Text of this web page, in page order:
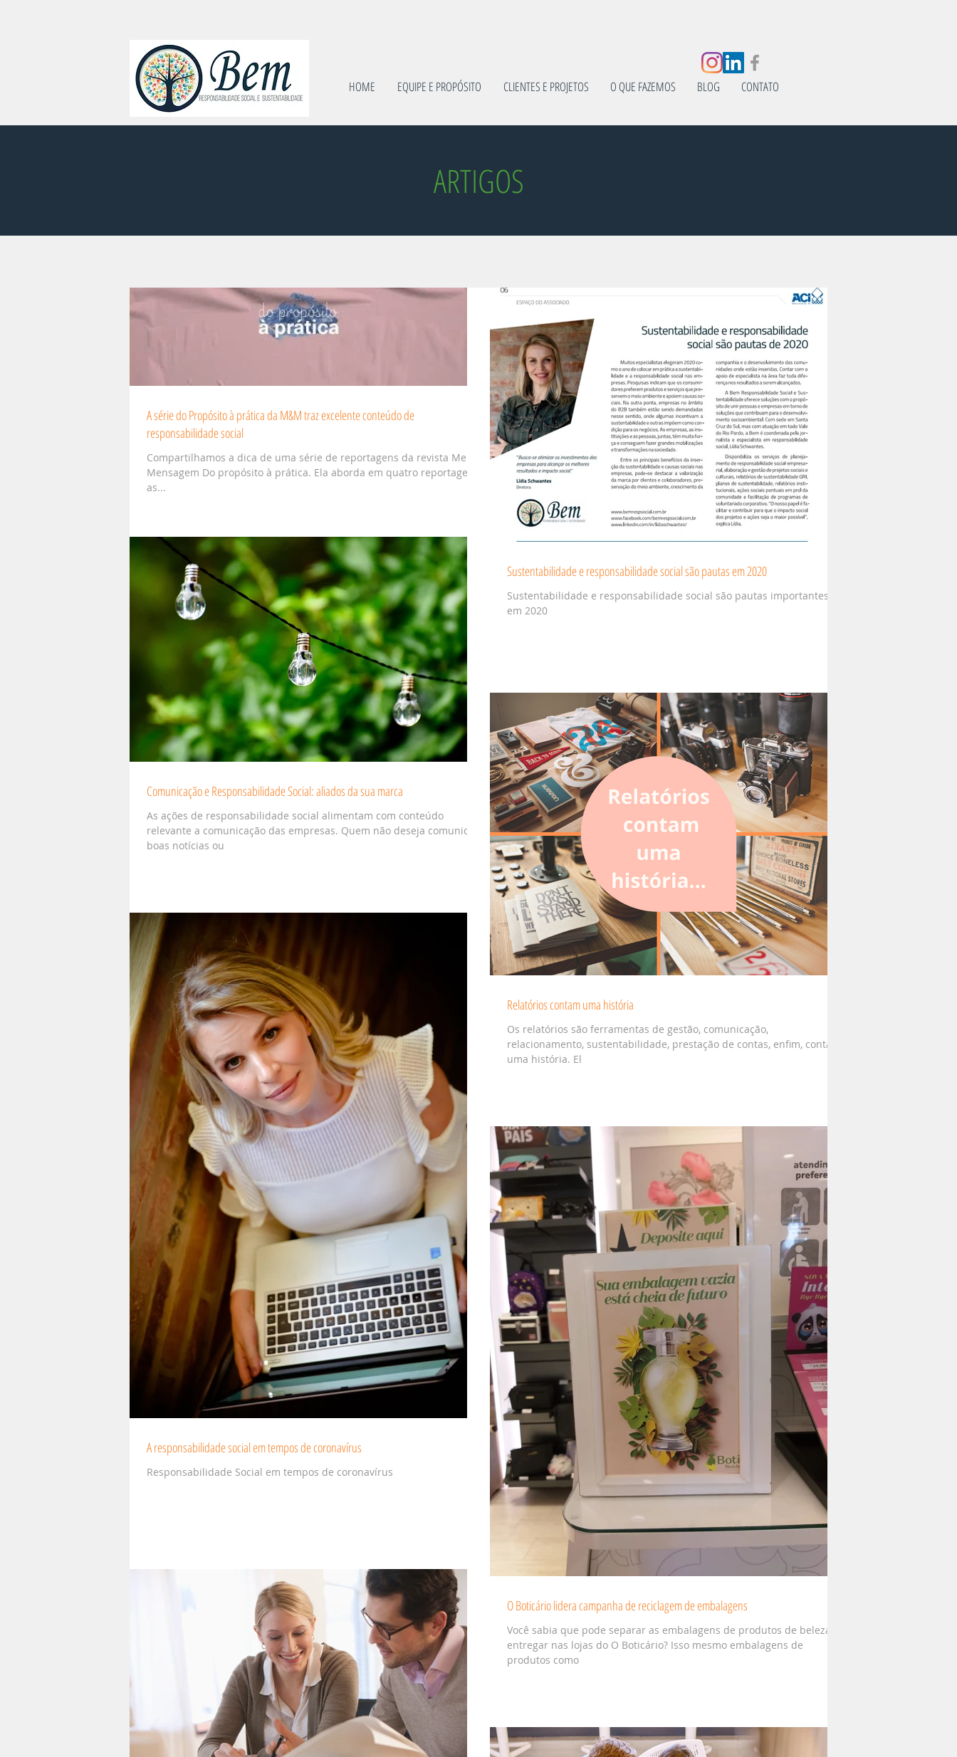
HOME EQUIPE E PROPÓSITO CLIENTES E PROJETOS O QUE FAZEMOS BLOG CONTATO
ARTIGOS
A série do Propósito à prática da M&M traz excelente conteúdo de
responsabilidade social
Compartilhamos a dica de uma série de reportagens da revista Meio e
Mensagem Do propósito à prática. Ela aborda em quatro reportagens
as...
Sustentabilidade e responsabilidade social são pautas em 2020
Sustentabilidade e responsabilidade social são pautas importantes
em 2020
Comunicação e Responsabilidade Social: aliados da sua marca
As ações de responsabilidade social alimentam com conteúdo
relevante a comunicação das empresas. Quem não deseja comunicar
boas notícias ou
Relatórios contam uma história
Os relatórios são ferramentas de gestão, comunicação,
relacionamento, sustentabilidade, prestação de contas, enfim, contam
uma história. El
A responsabilidade social em tempos de coronavírus
Responsabilidade Social em tempos de coronavírus
O Boticário lidera campanha de reciclagem de embalagens
Você sabia que pode separar as embalagens de produtos de beleza e
entregar nas lojas do O Boticário? Isso mesmo embalagens de
produtos como